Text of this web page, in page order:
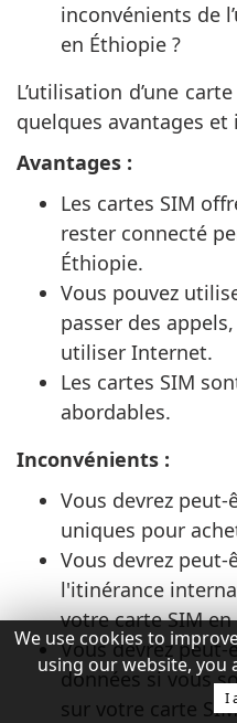
inconvénients de
en Éthiopie ?
L’utilisation d’une
quelques avantages et
Avantages :
Les cartes SIM
rester connecté
Éthiopie.
Vous pouvez
passer des
utiliser Internet.
Les cartes SIM
abordables.
Inconvénients :
Vous devrez
uniques pour
Vous devrez
l'itinérance
votre carte SIM
Vous devrez
données si vous
sur votre carte
We use cookies to
using our website, you
I